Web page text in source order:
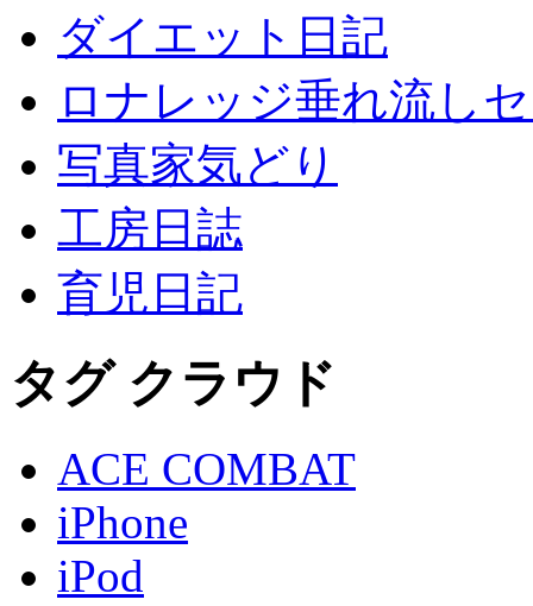
ダイエット日記
ロナレッジ垂れ流し
写真家気どり
工房日誌
育児日記
タグ クラウド
ACE COMBAT
iPhone
iPod